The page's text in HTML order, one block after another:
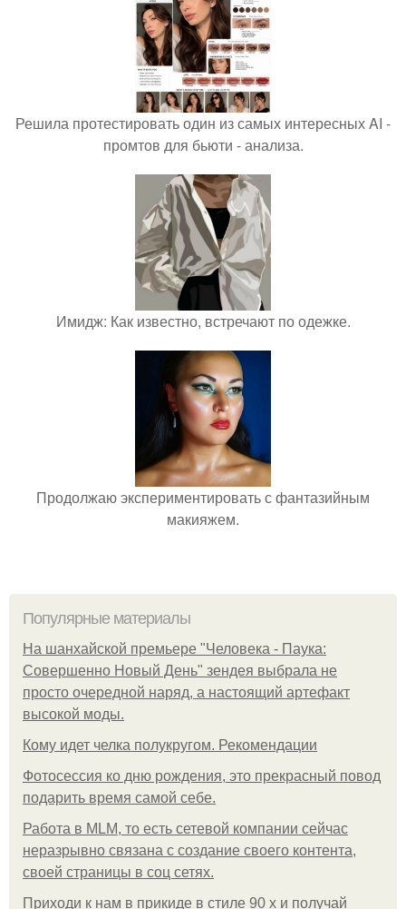
Решила протестировать один из самых интересных AI -
промтов для бьюти - анализа.
Имидж: Как известно, встречают по одежке.
Продолжаю экспериментировать с фантазийным
макияжем.
Популярные материалы
На шанхайской премьере "Человека - Паука:
Совершенно Новый День" зендея выбрала не
просто очередной наряд, а настоящий артефакт
высокой моды.
Кому идет челка полукругом. Рекомендации
Фотосессия ко дню рождения, это прекрасный повод
подарить время самой себе.
Работа в MLM, то есть сетевой компании сейчас
неразрывно связана с создание своего контента,
своей страницы в соц сетях.
Приходи к нам в прикиде в стиле 90 х и получай